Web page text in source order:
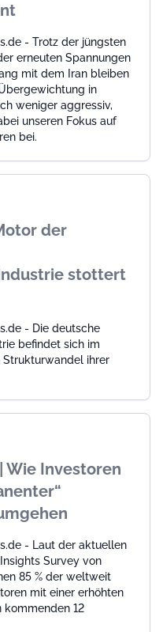
- Trotz der jüngsten
erneuten Spannungen
mit dem Iran bleiben
in
weniger aggressiv,
unseren Fokus auf
bei.
der
stottert
- Die deutsche
befindet sich im
ihrer
Wie Investoren
- Laut der aktuellen
Survey von
85 % der weltweit
mit einer erhöhten
kommenden 12